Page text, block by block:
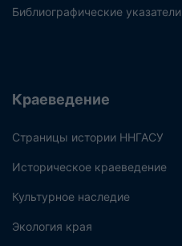
Библиографические указатели
Краеведение
Страницы истории ННГАСУ
Историческое краеведение
Культурное наследие
Экология края